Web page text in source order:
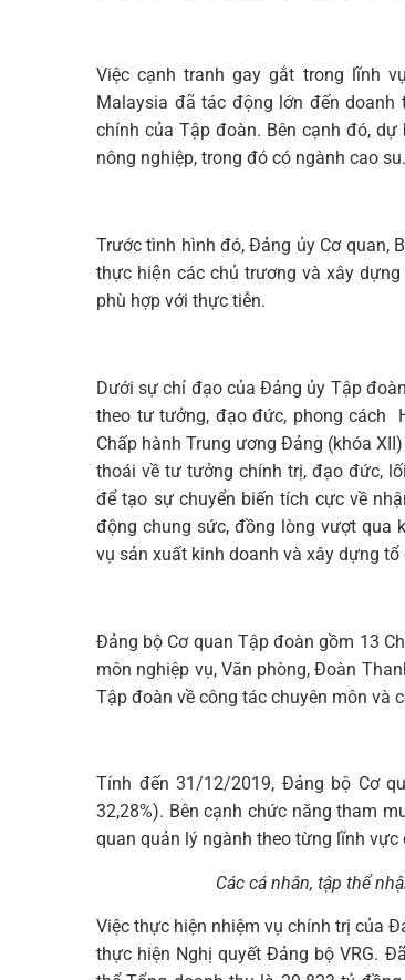
Việc cạnh tranh gay gắt trong lĩnh
Malaysia đã tác động lớn đến
chính của Tập đoàn. Bên cạnh đó,
nông nghiệp, trong đó có ngành cao su.
Trước tình hình đó, Đảng ủy Cơ quan,
thực hiện các chủ trương và xây
phù hợp với thực tiễn.
Dưới sự chỉ đạo của Đảng ủy Tập
theo tư tưởng, đạo đức, phong cách
Chấp hành Trung ương Đảng (khóa
thoái về tư tưởng chính trị, đạo đức,
để tạo sự chuyển biến tích cực về
động chung sức, đồng lòng vượt qua
vụ sản xuất kinh doanh và xây dựng
Đảng bộ Cơ quan Tập đoàn gồm 13
môn nghiệp vụ, Văn phòng, Đoàn
Tập đoàn về công tác chuyên môn và
Tính đến 31/12/2019, Đảng bộ Cơ
32,28%). Bên cạnh chức năng tham
quan quản lý ngành theo từng lĩnh
Các cá nhân, tập thể
Việc thực hiện nhiệm vụ chính trị của
thực hiện Nghị quyết Đảng bộ VRG.